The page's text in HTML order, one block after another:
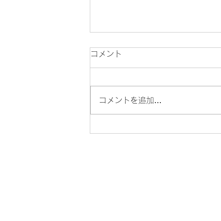
📢夏の大感謝祭 開催のお知
コメント
コメントを追加…